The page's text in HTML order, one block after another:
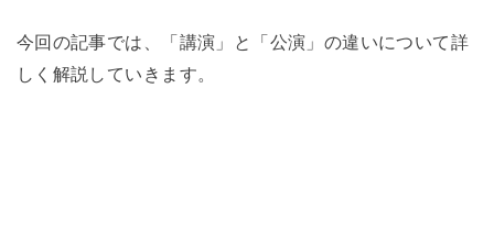
今回の記事では、「講演」と「公演」の違いについて詳
しく解説していきます。